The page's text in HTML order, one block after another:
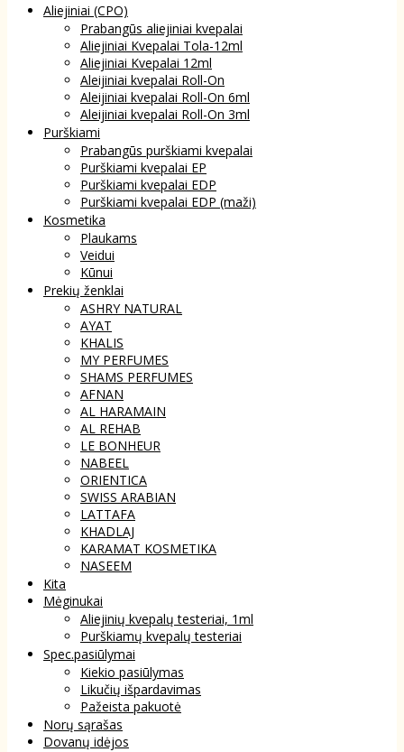
Aliejiniai (CPO)
Prabangūs aliejiniai kvepalai
Aliejiniai Kvepalai Tola-12ml
Aliejiniai Kvepalai 12ml
Aleijiniai kvepalai Roll-On
Aleijiniai kvepalai Roll-On 6ml
Aleijiniai kvepalai Roll-On 3ml
Purškiami
Prabangūs purškiami kvepalai
Purškiami kvepalai EP
Purškiami kvepalai EDP
Purškiami kvepalai EDP (maži)
Kosmetika
Plaukams
Veidui
Kūnui
Prekių ženklai
ASHRY NATURAL
AYAT
KHALIS
MY PERFUMES
SHAMS PERFUMES
AFNAN
AL HARAMAIN
AL REHAB
LE BONHEUR
NABEEL
ORIENTICA
SWISS ARABIAN
LATTAFA
KHADLAJ
KARAMAT KOSMETIKA
NASEEM
Kita
Mėginukai
Aliejinių kvepalų testeriai, 1ml
Purškiamų kvepalų testeriai
Spec.pasiūlymai
Kiekio pasiūlymas
Likučių išpardavimas
Pažeista pakuotė
Norų sąrašas
Dovanų idėjos